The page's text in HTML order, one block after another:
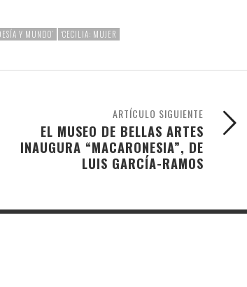
Y MUNDO’ ‘CECILIA: MUJER
ARTÍCULO SIGUIENTE
EL MUSEO DE BELLAS ARTES
INAUGURA “MACARONESIA”, DE
LUIS GARCÍA-RAMOS